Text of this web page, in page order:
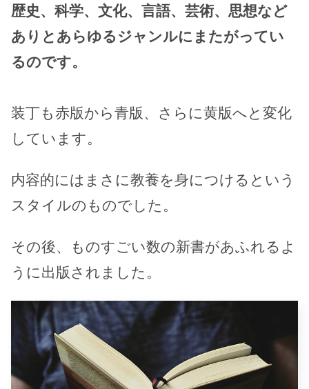
歴史、科学、文化、言語、芸術、思想など
ありとあらゆるジャンルにまたがってい
るのです。
装丁も赤版から青版、さらに黄版へと変化
しています。
内容的にはまさに教養を身につけるという
スタイルのものでした。
その後、ものすごい数の新書があふれるよ
うに出版されました。